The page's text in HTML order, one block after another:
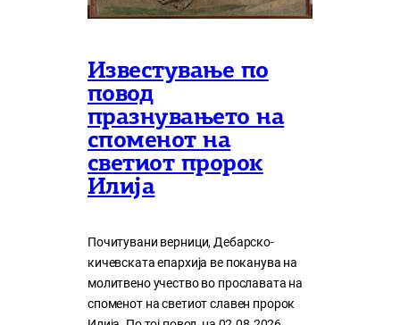
Известување по
повод
празнувањето на
споменот на
светиот пророк
Илија
Почитувани верници, Дебарско-
кичевската епархија ве поканува на
молитвено учество во прославата на
споменот на светиот славен пророк